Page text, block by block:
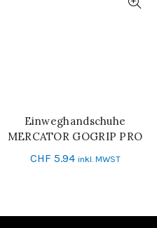
SCHNELL-EINKAUF
Einweghandschuhe
MERCATOR GOGRIP PRO
bl
CHF 5.94 inkl. MWST